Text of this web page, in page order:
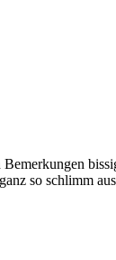
so schlimm